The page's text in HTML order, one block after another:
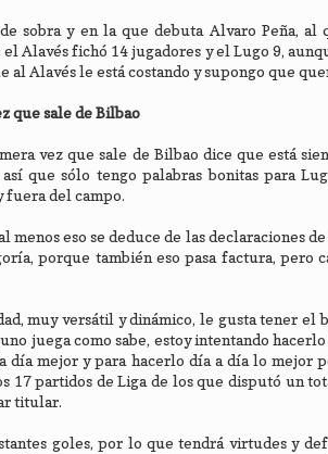
sobra y en la que debuta Alvaro Peña,
Alavés fichó 14 jugadores y el Lugo 9,
Alavés le está costando y supongo que
que sale de Bilbao
vez que sale de Bilbao dice que está
que sólo tengo palabras bonitas para
fuera del campo.
eso se deduce de las declaraciones
porque también eso pasa factura, pero
muy versátil y dinámico, le gusta tener el
juega como sabe, estoy intentando
día mejor y para hacerlo día a día lo mejor
17 partidos de Liga de los que disputó un
titular.
goles, por lo que tendrá virtudes y